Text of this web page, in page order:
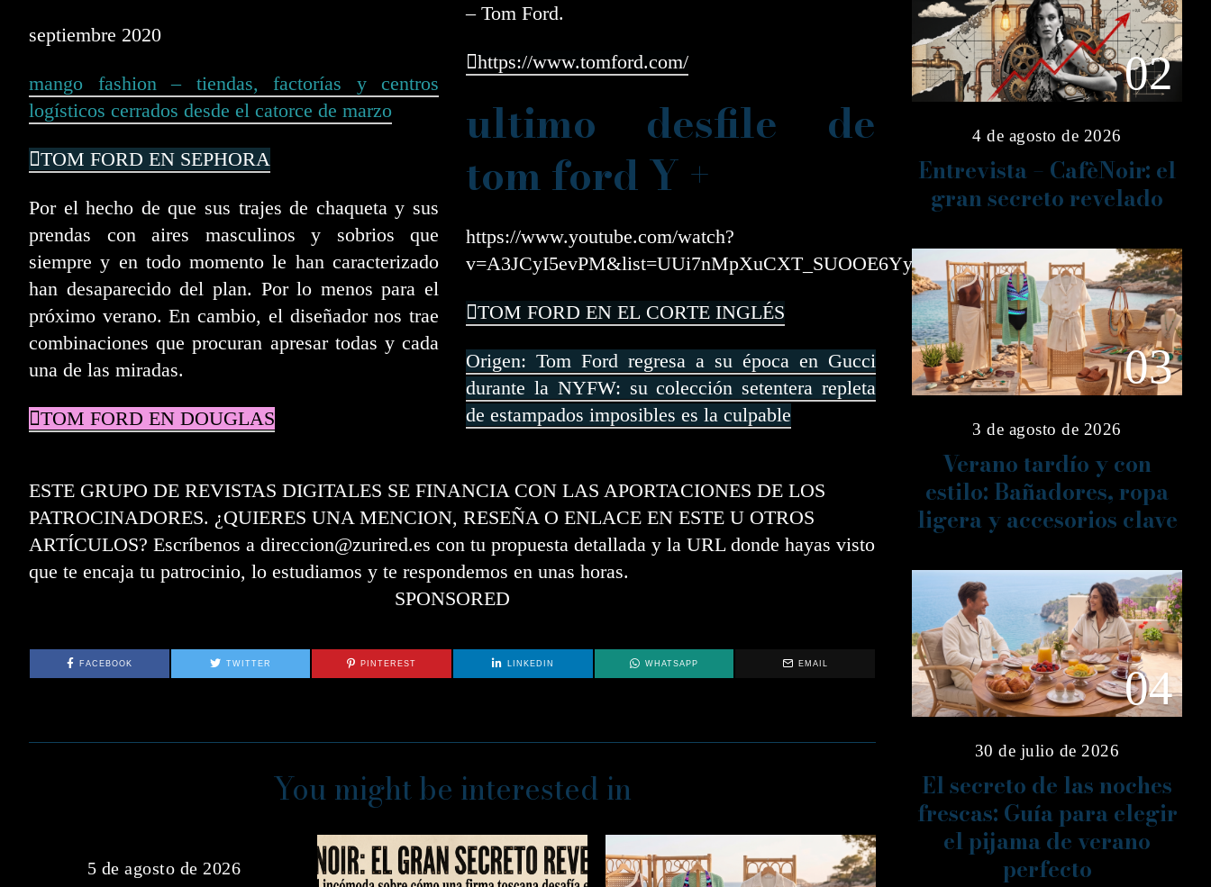
septiembre 2020
mango fashion – tiendas, factorías y centros
logísticos cerrados desde el catorce de marzo
TOM FORD EN SEPHORA
Por el hecho de que sus trajes de chaqueta y sus
prendas con aires masculinos y sobrios que
siempre y en todo momento le han caracterizado
han desaparecido del plan. Por lo menos para el
próximo verano. En cambio, el diseñador nos trae
combinaciones que procuran apresar todas y cada
una de las miradas.
TOM FORD EN DOUGLAS
– Tom Ford.
https://www.tomford.com/
ultimo desfile de
tom ford Y +
https://www.youtube.com/watch?
v=A3JCyI5evPM&list=UUi7nMpXuCXT_SUOOE6Yy2ag&index=1
TOM FORD EN EL CORTE INGLÉS
Origen: Tom Ford regresa a su época en Gucci
durante la NYFW: su colección setentera repleta
de estampados imposibles es la culpable
ESTE GRUPO DE REVISTAS DIGITALES SE FINANCIA CON LAS APORTACIONES DE LOS
PATROCINADORES. ¿QUIERES UNA MENCION, RESEÑA O ENLACE EN ESTE U OTROS
ARTÍCULOS? Escríbenos a direccion@zurired.es con tu propuesta detallada y la URL donde hayas visto
que te encaja tu patrocinio, lo estudiamos y te respondemos en unas horas.
SPONSORED
FACEBOOK TWITTER PINTEREST LINKEDIN WHATSAPP EMAIL
You might be interested in
01
5 de agosto de 2026
02
4 de agosto de 2026
Entrevista – CafèNoir: el
gran secreto revelado
03
3 de agosto de 2026
Verano tardío y con
estilo: Bañadores, ropa
ligera y accesorios clave
04
30 de julio de 2026
El secreto de las noches
frescas: Guía para elegir
el pijama de verano
perfecto